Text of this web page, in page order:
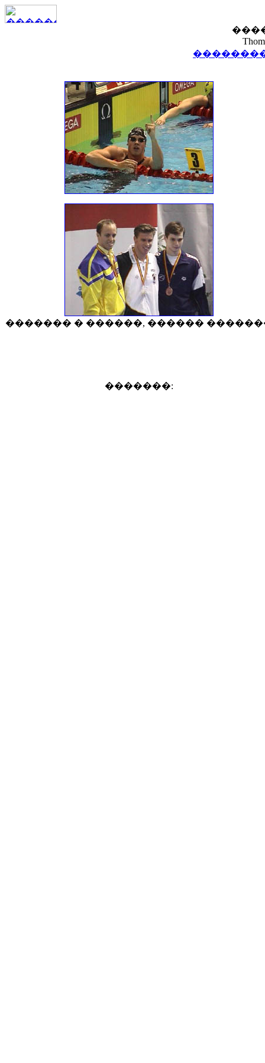
������� � ������, ������
�������: